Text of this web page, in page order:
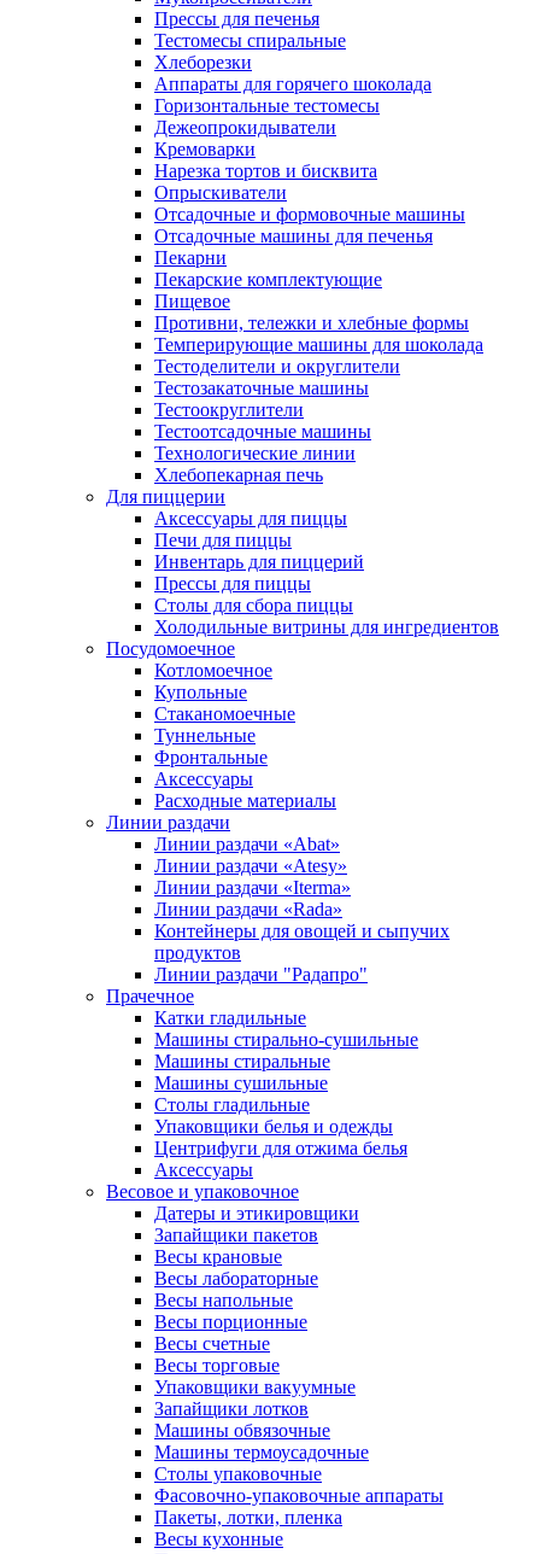
Прессы для печенья
Тестомесы спиральные
Хлеборезки
Аппараты для горячего шоколада
Горизонтальные тестомесы
Дежеопрокидыватели
Кремоварки
Нарезка тортов и бисквита
Опрыскиватели
Отсадочные и формовочные машины
Отсадочные машины для печенья
Пекарни
Пекарские комплектующие
Пищевое
Противни, тележки и хлебные формы
Темперирующие машины для шоколада
Тестоделители и округлители
Тестозакаточные машины
Тестоокруглители
Тестоотсадочные машины
Технологические линии
Хлебопекарная печь
Для пиццерии
Аксессуары для пиццы
Печи для пиццы
Инвентарь для пиццерий
Прессы для пиццы
Столы для сбора пиццы
Холодильные витрины для ингредиентов
Посудомоечное
Котломоечное
Купольные
Стаканомоечные
Туннельные
Фронтальные
Аксессуары
Расходные материалы
Линии раздачи
Линии раздачи «Abat»
Линии раздачи «Atesy»
Линии раздачи «Iterma»
Линии раздачи «Rada»
Контейнеры для овощей и сыпучих
продуктов
Линии раздачи "Радапро"
Прачечное
Катки гладильные
Машины стирально-сушильные
Машины стиральные
Машины сушильные
Столы гладильные
Упаковщики белья и одежды
Центрифуги для отжима белья
Аксессуары
Весовое и упаковочное
Датеры и этикировщики
Запайщики пакетов
Весы крановые
Весы лабораторные
Весы напольные
Весы порционные
Весы счетные
Весы торговые
Упаковщики вакуумные
Запайщики лотков
Машины обвязочные
Машины термоусадочные
Столы упаковочные
Фасовочно-упаковочные аппараты
Пакеты, лотки, пленка
Весы кухонные